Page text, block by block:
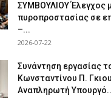
ΣΥΜΒΟΥΛΙΟΥ Έλεγχος
πυροπροστασίας σε
–...
2026-07-22
Συνάντηση εργασίας
Κωνσταντίνου Π.
Αναπληρωτή